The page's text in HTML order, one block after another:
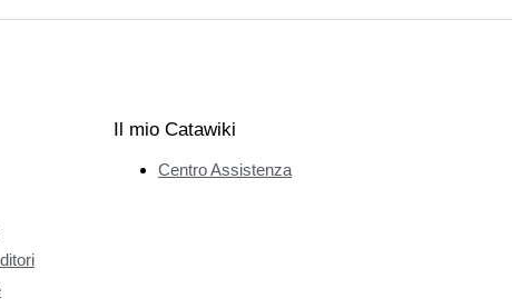
Il mio Catawiki
Centro Assistenza